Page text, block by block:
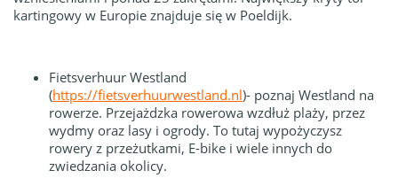
kartingowy w Europie znajduje się w Poeldijk.
Fietsverhuur Westland
(https://fietsverhuurwestland.nl)- poznaj Westland na
rowerze. Przejażdzka rowerowa wzdłuż plaży, przez
wydmy oraz lasy i ogrody. To tutaj wypożyczysz
rowery z przeżutkami, E-bike i wiele innych do
zwiedzania okolicy.